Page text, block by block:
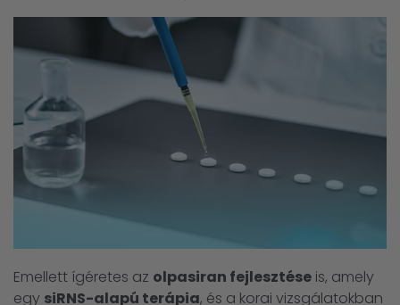
Emellett ígéretes az olpasiran fejlesztése is, amely
egy siRNS-alapú terápia, és a korai vizsgálatokban